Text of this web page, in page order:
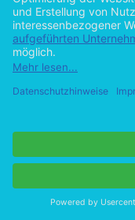
Zur Desktop-Version
Copyright ©Imprint in
byOpen Publishing
Cookie-Einstellungen